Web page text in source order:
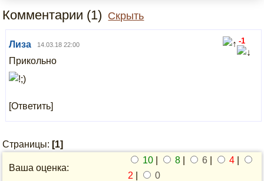
Комментарии (1) Скрыть
Лиза 14.03.18 22:00
Прикольно
[Ответить]
-1
Страницы: [1]
Ваша оценка:
10 8 6 4
2
0